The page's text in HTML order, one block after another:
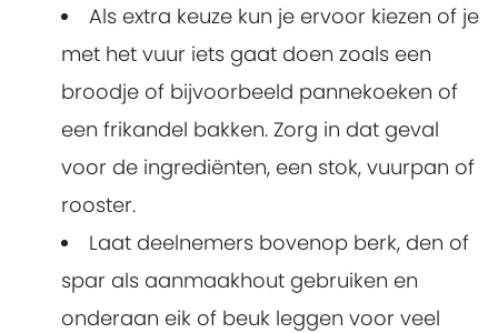
Als extra keuze kun je ervoor kiezen of je
met het vuur iets gaat doen zoals een
broodje of bijvoorbeeld pannekoeken of
een frikandel bakken. Zorg in dat geval
voor de ingrediënten, een stok, vuurpan of
rooster.
Laat deelnemers bovenop berk, den of
spar als aanmaakhout gebruiken en
onderaan eik of beuk leggen voor veel